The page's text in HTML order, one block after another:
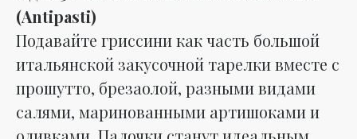
(Antipasti)
Подавайте гриссини как часть большой
итальянской закусочной тарелки вместе с
прошутто, брезаолой, разными видами
салями, маринованными артишоками и